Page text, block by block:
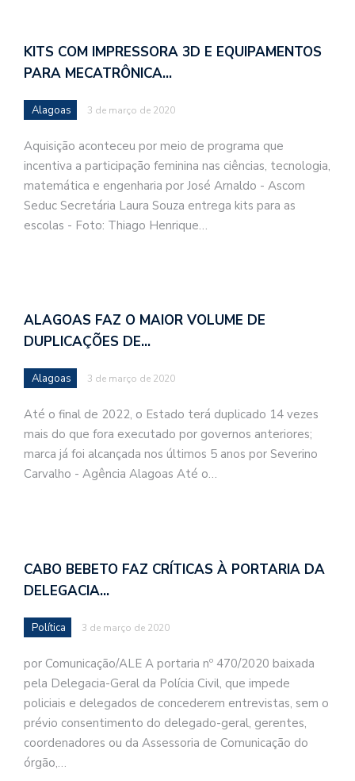
KITS COM IMPRESSORA 3D E EQUIPAMENTOS
PARA MECATRÔNICA…
Alagoas 3 de março de 2020
Aquisição aconteceu por meio de programa que
incentiva a participação feminina nas ciências, tecnologia,
matemática e engenharia por José Arnaldo - Ascom
Seduc Secretária Laura Souza entrega kits para as
escolas - Foto: Thiago Henrique…
ALAGOAS FAZ O MAIOR VOLUME DE
DUPLICAÇÕES DE…
Alagoas 3 de março de 2020
Até o final de 2022, o Estado terá duplicado 14 vezes
mais do que fora executado por governos anteriores;
marca já foi alcançada nos últimos 5 anos por Severino
Carvalho - Agência Alagoas Até o…
CABO BEBETO FAZ CRÍTICAS À PORTARIA DA
DELEGACIA…
Política 3 de março de 2020
por Comunicação/ALE A portaria nº 470/2020 baixada
pela Delegacia-Geral da Polícia Civil, que impede
policiais e delegados de concederem entrevistas, sem o
prévio consentimento do delegado-geral, gerentes,
coordenadores ou da Assessoria de Comunicação do
órgão,…